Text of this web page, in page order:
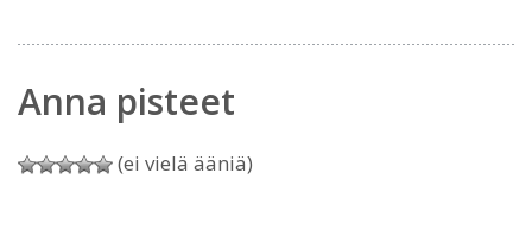
Anna pisteet
(ei vielä ääniä)